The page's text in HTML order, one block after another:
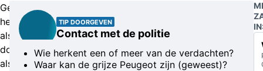
Geef
het
alstublieft
door
als
TIP DOORGEVEN
Contact met de politie
Wie herkent een of meer van de verdachten?
Waar kan de grijze Peugeot zijn (geweest)?